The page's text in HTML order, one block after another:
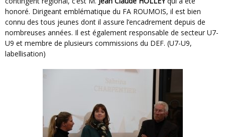
honoré. Dirigeant emblématique du FA ROUMOIS, il est bien
connu des tous jeunes dont il assure l’encadrement depuis de
nombreuses années. Il est également responsable de secteur U7-
U9 et membre de plusieurs commissions du DEF. (U7-U9,
labellisation)